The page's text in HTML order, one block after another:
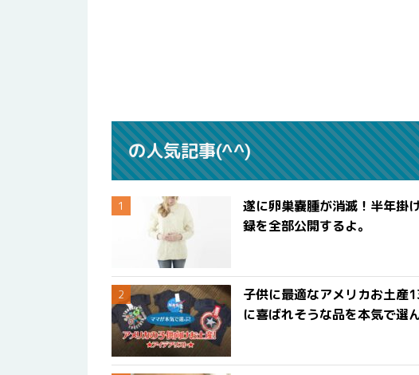
の人気記事(^^)
遂に卵巣嚢腫が消滅！半年掛
録を全部公開するよ。
子供に最適なアメリカお土産
に喜ばれそうな品を本気で選